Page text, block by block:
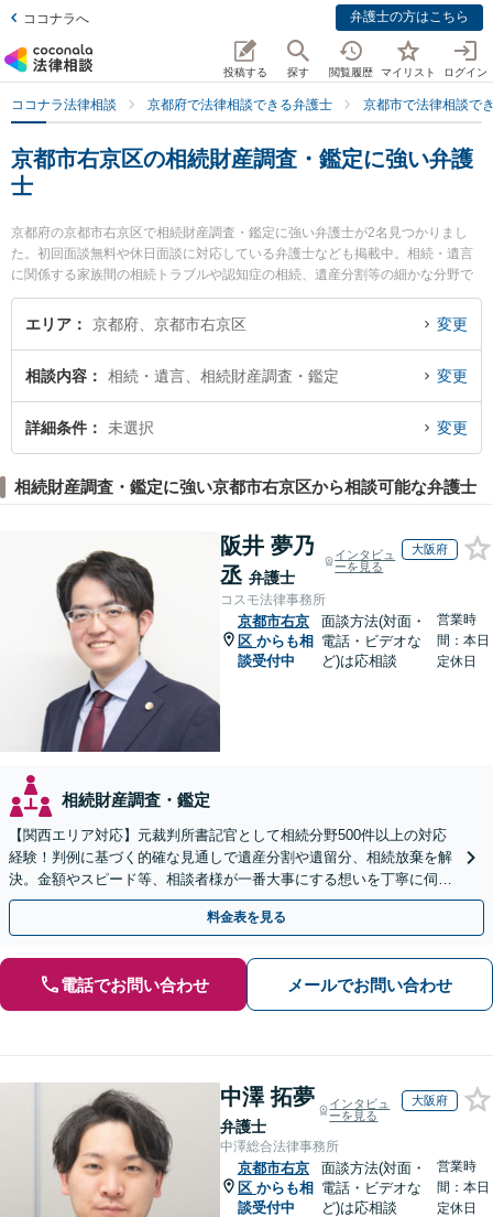
ココナラへ 弁護士の方はこちら
投稿する 探す 閲覧履歴 マイリスト ログイン
ココナラ法律相談 京都府で法律相談できる弁護士 京都市で法律相談で
京都市右京区の相続財産調査・鑑定に強い弁護
士
京都府の京都市右京区で相続財産調査・鑑定に強い弁護士が2名見つかりまし
た。初回面談無料や休日面談に対応している弁護士なども掲載中。相続・遺言
に関係する家族間の相続トラブルや認知症の相続、遺産分割等の細かな分野で
の絞り込み検索もでき便利です。特に京都西法律事務所の中西 和宏弁護士や洛
彩総合法律事務所の河本 晃輔弁護士のプロフィール情報や弁護士費用、強みな
トラブル解決の実績豊富な近くの弁護士を検索したい』『初回相談無料で相続
財産調査・鑑定を法律相談できる京都市右京区内の弁護士に相談予約したい』
などでお困りの相談者さんにおすすめです。
エリア 京都府、京都市右京区 変更
相談内容 相続・遺言、相続財産調査・鑑定 変更
詳細条件 未選択 変更
相続財産調査・鑑定に強い京都市右京区から相談可能な弁護士
阪井 夢乃
丞 弁護士
インタビュ
ーを見る
大阪府
コスモ法律事務所
京都市右京
区 からも相
談受付中
面談方法(対面・
電話・ビデオな
ど)は応相談
営業時
間：本日
定休日
相続財産調査・鑑定
【関西エリア対応】元裁判所書記官として相続分野500件以上の対応
経験！判例に基づく的確な見通しで遺産分割や遺留分、相続放棄を解
決。金額やスピード等、相談者様が一番大事にする想いを丁寧に伺い
最善の解決策を提案【WEB面談可】
料金表を見る
電話でお問い合わせ メールでお問い合わせ
中澤 拓夢
弁護士
インタビュ
ーを見る
大阪府
中澤総合法律事務所
京都市右京
区 からも相
談受付中
面談方法(対面・
電話・ビデオな
ど)は応相談
営業時
間：本日
定休日